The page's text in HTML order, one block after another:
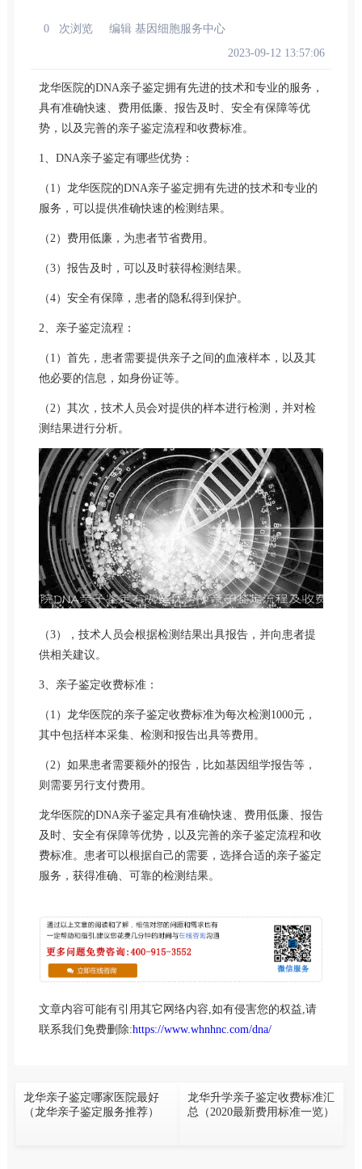
0 次浏览
编辑 基因细胞服务中心
2023-09-12 13:57:06
龙华医院的DNA亲子鉴定拥有先进的技术和专业的服务，
具有准确快速、费用低廉、报告及时、安全有保障等优
势，以及完善的亲子鉴定流程和收费标准。
1、DNA亲子鉴定有哪些优势：
（1）龙华医院的DNA亲子鉴定拥有先进的技术和专业的
服务，可以提供准确快速的检测结果。
（2）费用低廉，为患者节省费用。
（3）报告及时，可以及时获得检测结果。
（4）安全有保障，患者的隐私得到保护。
2、亲子鉴定流程：
（1）首先，患者需要提供亲子之间的血液样本，以及其
他必要的信息，如身份证等。
（2）其次，技术人员会对提供的样本进行检测，并对检
测结果进行分析。
（3），技术人员会根据检测结果出具报告，并向患者提
供相关建议。
3、亲子鉴定收费标准：
（1）龙华医院的亲子鉴定收费标准为每次检测1000元，
其中包括样本采集、检测和报告出具等费用。
（2）如果患者需要额外的报告，比如基因组学报告等，
则需要另行支付费用。
龙华医院的DNA亲子鉴定具有准确快速、费用低廉、报告
及时、安全有保障等优势，以及完善的亲子鉴定流程和收
费标准。患者可以根据自己的需要，选择合适的亲子鉴定
服务，获得准确、可靠的检测结果。
文章内容可能有引用其它网络内容,如有侵害您的权益,请
联系我们免费删除:https://www.whnhnc.com/dna/
龙华亲子鉴定哪家医院最好
（龙华亲子鉴定服务推荐）
龙华升学亲子鉴定收费标准汇
总（2020最新费用标准一览）